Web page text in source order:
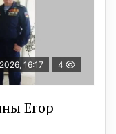
16:17 4
Егор